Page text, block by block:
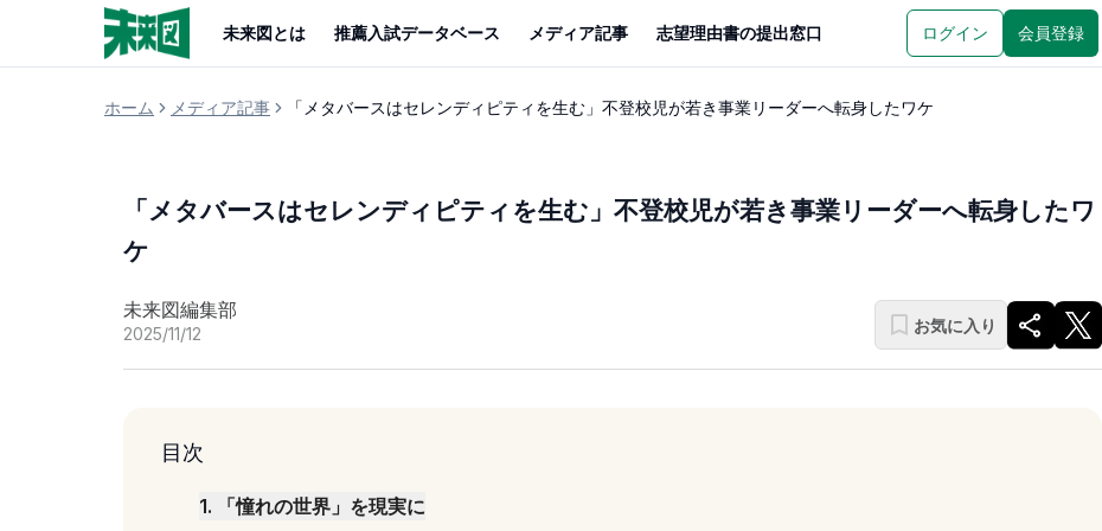
未来図とは 推薦入試データベース メディア記事 志望理由書の提出窓口 ログイン 会員登録
ホーム メディア記事 「メタバースはセレンディピティを生む」不登校児が若き事業リーダーへ転身したワケ
「メタバースはセレンディピティを生む」不登校児が若き事業リーダーへ転身したワ
ケ
未来図編集部
2025/11/12 お気に入り
目次
1.
「憧れの世界」を現実に